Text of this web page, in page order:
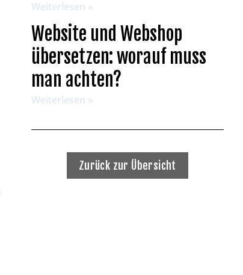
Weiterlesen »
Website und Webshop
übersetzen: worauf muss
man achten?
Weiterlesen »
Zurück zur Übersicht